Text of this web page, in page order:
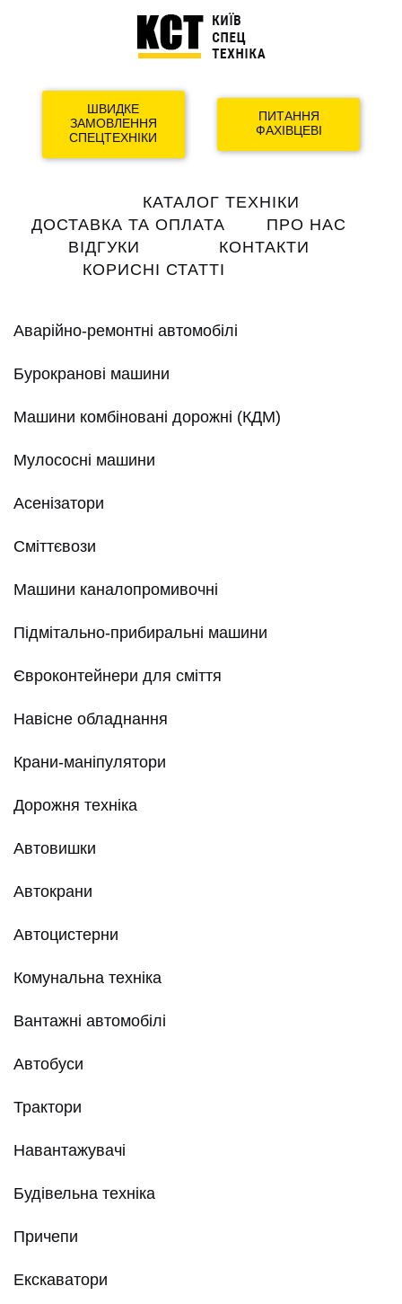
ШВИДКЕ
ЗАМОВЛЕННЯ
СПЕЦТЕХНІКИ
ПИТАННЯ
ФАХІВЦЕВІ
navigation
КАТАЛОГ ТЕХНІКИ
ДОСТАВКА ТА ОПЛАТА
ПРО НАС
ВІДГУКИ
КОНТАКТИ
КОРИСНІ СТАТТІ
Аварійно-ремонтні автомобілі
Бурокранові машини
Машини комбіновані дорожні (КДМ)
Мулососні машини
Асенізатори
Сміттєвози
Машини каналопромивочні
Підмітально-прибиральні машини
Євроконтейнери для сміття
Навісне обладнання
Крани-маніпулятори
Дорожня техніка
Автовишки
Автокрани
Автоцистерни
Комунальна техніка
Вантажні автомобілі
Автобуси
Трактори
Навантажувачі
Будівельна техніка
Причепи
Екскаватори